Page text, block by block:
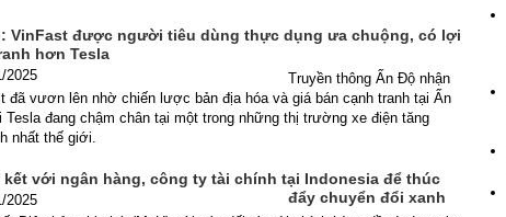
VinFast được người tiêu dùng thực dụng ưa chuộng, có lợi
hơn Tesla
2025
Truyền thông Ấn Độ nhận
đã vươn lên nhờ chiến lược bản địa hóa và giá bán cạnh tranh tại Ấn
Tesla đang chậm chân tại một trong những thị trường xe điện tăng
nhất thế giới.
kết với ngân hàng, công ty tài chính tại Indonesia để thúc
đẩy chuyển đổi xanh
2025